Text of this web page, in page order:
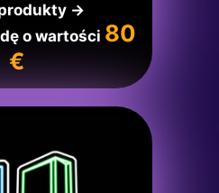
→
o wartości 80
€